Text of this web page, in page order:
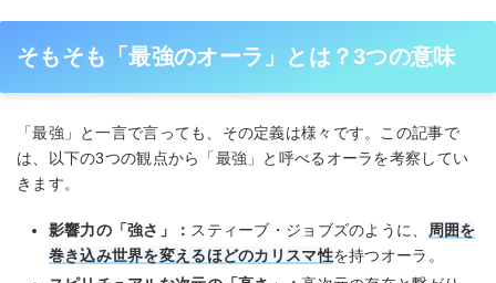
そもそも「最強のオーラ」とは？3つの意味
「最強」と一言で言っても、その定義は様々です。この記事で
は、以下の3つの観点から「最強」と呼べるオーラを考察してい
きます。
影響力の「強さ」： スティーブ・ジョブズのように、 周囲を
巻き込み世界を変えるほどのカリスマ性を持つオーラ。